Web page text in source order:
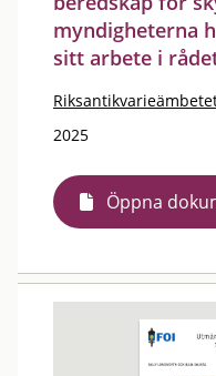
myndigheterna
sitt arbete i
2025
Öppna